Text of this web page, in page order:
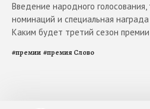
Введение народного
номинаций и специальная
Каким будет третий сезон
#премии #премия Слово